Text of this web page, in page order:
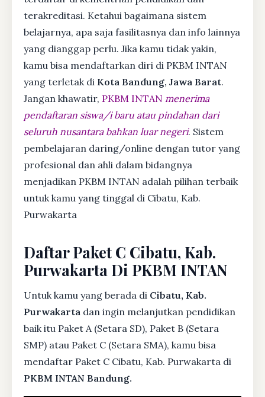
terakreditasi. Ketahui bagaimana sistem
belajarnya, apa saja fasilitasnya dan info lainnya
yang dianggap perlu. Jika kamu tidak yakin,
kamu bisa mendaftarkan diri di PKBM INTAN
yang terletak di Kota Bandung, Jawa Barat.
Jangan khawatir, PKBM INTAN menerima
pendaftaran siswa/i baru atau pindahan dari
seluruh nusantara bahkan luar negeri. Sistem
pembelajaran daring/online dengan tutor yang
profesional dan ahli dalam bidangnya
menjadikan PKBM INTAN adalah pilihan terbaik
untuk kamu yang tinggal di Cibatu, Kab.
Purwakarta
Daftar Paket C Cibatu, Kab.
Purwakarta Di PKBM INTAN
Untuk kamu yang berada di Cibatu, Kab.
Purwakarta dan ingin melanjutkan pendidikan
baik itu Paket A (Setara SD), Paket B (Setara
SMP) atau Paket C (Setara SMA), kamu bisa
mendaftar Paket C Cibatu, Kab. Purwakarta di
PKBM INTAN Bandung.